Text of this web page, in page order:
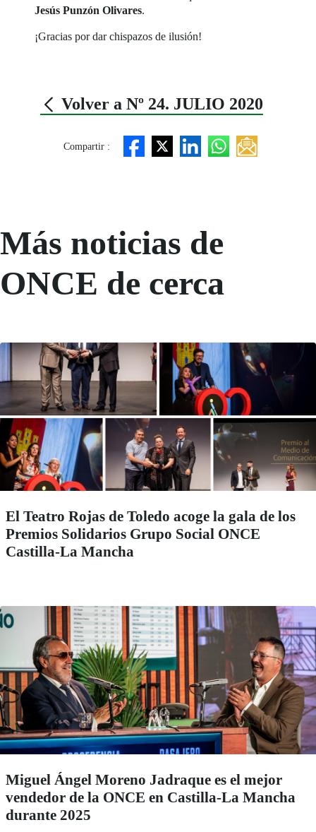
Jesús Punzón Olivares.
¡Gracias por dar chispazos de ilusión!
Volver a Nº 24. JULIO 2020
Compartir :
Más noticias de
ONCE de cerca
El Teatro Rojas de Toledo acoge la gala de los
Premios Solidarios Grupo Social ONCE
Castilla-La Mancha
Miguel Ángel Moreno Jadraque es el mejor
vendedor de la ONCE en Castilla-La Mancha
durante 2025